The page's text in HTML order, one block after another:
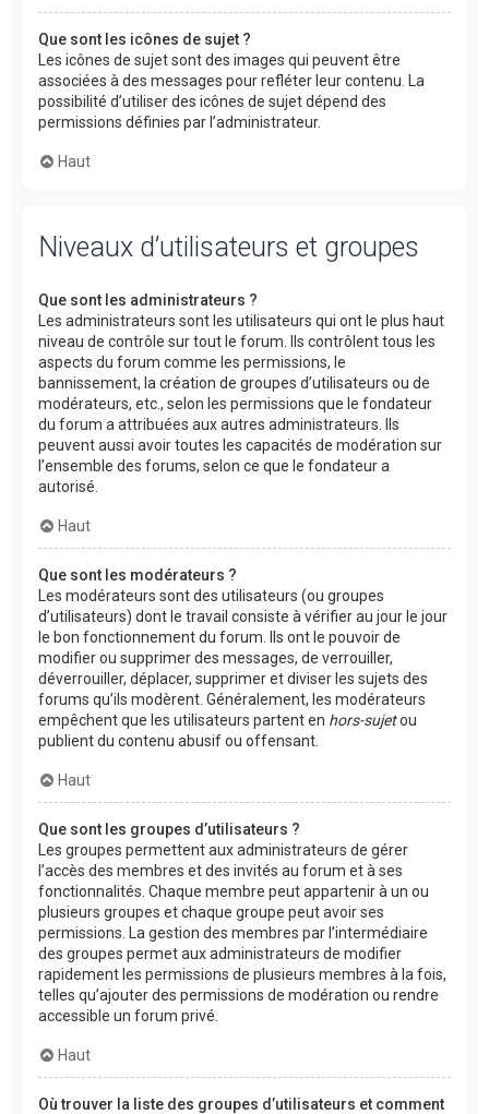
Que sont les icônes de sujet ?
Les icônes de sujet sont des images qui peuvent être
associées à des messages pour refléter leur contenu. La
possibilité d’utiliser des icônes de sujet dépend des
permissions définies par l’administrateur.
Haut
Niveaux d’utilisateurs et groupes
Que sont les administrateurs ?
Les administrateurs sont les utilisateurs qui ont le plus haut
niveau de contrôle sur tout le forum. Ils contrôlent tous les
aspects du forum comme les permissions, le
bannissement, la création de groupes d’utilisateurs ou de
modérateurs, etc., selon les permissions que le fondateur
du forum a attribuées aux autres administrateurs. Ils
peuvent aussi avoir toutes les capacités de modération sur
l’ensemble des forums, selon ce que le fondateur a
autorisé.
Haut
Que sont les modérateurs ?
Les modérateurs sont des utilisateurs (ou groupes
d’utilisateurs) dont le travail consiste à vérifier au jour le jour
le bon fonctionnement du forum. Ils ont le pouvoir de
modifier ou supprimer des messages, de verrouiller,
déverrouiller, déplacer, supprimer et diviser les sujets des
forums qu’ils modèrent. Généralement, les modérateurs
empêchent que les utilisateurs partent en hors-sujetou
publient du contenu abusif ou offensant.
Haut
Que sont les groupes d’utilisateurs ?
Les groupes permettent aux administrateurs de gérer
l’accès des membres et des invités au forum et à ses
fonctionnalités. Chaque membre peut appartenir à un ou
plusieurs groupes et chaque groupe peut avoir ses
permissions. La gestion des membres par l’intermédiaire
des groupes permet aux administrateurs de modifier
rapidement les permissions de plusieurs membres à la fois,
telles qu’ajouter des permissions de modération ou rendre
accessible un forum privé.
Haut
Où trouver la liste des groupes d’utilisateurs et comment